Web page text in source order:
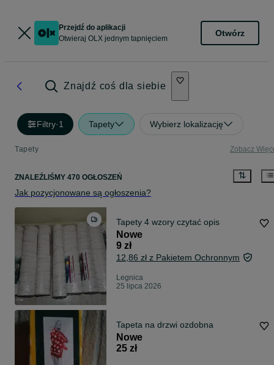
Przejdź do aplikacji
Otwieraj OLX jednym tapnięciem
Otwórz
Znajdź coś dla siebie
Filtry·1 Tapety Wybierz lokalizację
Tapety Zobacz
ZNALEŹLIŚMY 470 OGŁOSZEŃ
Jak pozycjonowane są ogłoszenia?
Tapety 4 wzory czytać opis
Nowe
9 zł
12,86 zł z Pakietem Ochronnym
Legnica
25 lipca 2026
Tapeta na drzwi ozdobna
Nowe
25 zł